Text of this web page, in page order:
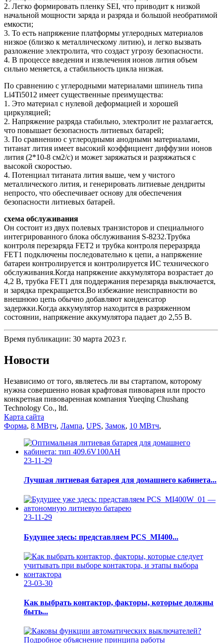
2. Легко формировать пленку SEI, что приводит к низкой
начальной мощности заряда и разряда и большой необратимой
емкости;
3. То есть напряжение платформы углеродных материалов
низкое (близко к металлическому литию), и легко вызвать
разложение электролита, что создаст угрозу безопасности.
4. В процессе введения и извлечения ионов лития объем
сильно меняется, а стабильность цикла низкая.
По сравнению с углеродными материалами шпинель типа
Li4Ti5012 имеет существенные преимущества:
1. Это материал с нулевой деформацией и хорошей
циркуляцией;
2. Напряжение разряда стабильно, электролит не разлагается,
что повышает безопасность литиевых батарей;
3. По сравнению с углеродными анодными материалами,
титанат лития имеет высокий коэффициент диффузии ионов
лития (2*10-8 см2/с) и может заряжаться и разряжаться с
высокой скоростью.
4. Потенциал титаната лития выше, чем у чистого
металлического лития, и генерировать литиевые дендриты
непросто, что обеспечивает основу для обеспечения
безопасности литиевых батарей.
схема обслуживания
Он состоит из двух полевых транзисторов и специального
интегрированного блока обслуживания S-8232.Трубка
контроля перезаряда FET2 и трубка контроля переразряда
FET1 подключены последовательно к цепи, а напряжение
батареи контролируется и контролируется ИС технического
обслуживания.Когда напряжение аккумулятора возрастает до
4,2 В, трубка FET1 для поддержания перезаряда выключается,
и зарядка прекращается.Во избежание неисправности во
внешнюю цепь обычно добавляют конденсатор
задержки.Когда аккумулятор находится в разряженном
состоянии, напряжение аккумулятора падает до 2,55 В.
Время публикации: 30 марта 2023 г.
Новости
Независимо от того, являетесь ли вы стартапом, которому
нужна совершенно новая крафтовая пивоварня или просто
конкретная пивоваренная компания Yueqing Chushang
Technology Co., ltd.
Карта сайта
Форма, 8 МВтч, Лампа, UPS, Замок, 10 МВтч,
23-11-29
Лучшая литиевая батарея для домашнего кабинета...
23-11-29
Будущее здесь: представляем PCS_MI400...
23-03-30
Как выбрать контактор, факторы, которые должны
быть...